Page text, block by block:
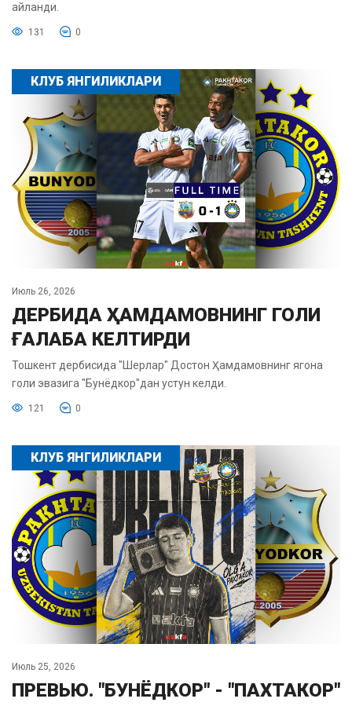
айланди.
131 0
КЛУБ ЯНГИЛИКЛАРИ
Июль 26, 2026
ДЕРБИДА ҲАМДАМОВНИНГ ГОЛИ
ҒАЛАБА КЕЛТИРДИ
Тошкент дербисида "Шерлар" Достон Ҳамдамовнинг ягона
голи эвазига "Бунёдкор"дан устун келди.
121 0
КЛУБ ЯНГИЛИКЛАРИ
Июль 25, 2026
ПРЕВЬЮ. "БУНЁДКОР" - "ПАХТАКОР"